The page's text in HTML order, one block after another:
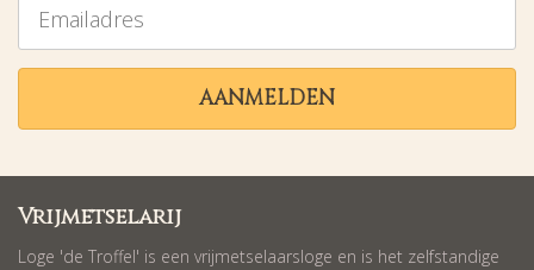
AANMELDEN
Vrijmetselarij
Loge 'de Troffel' is een vrijmetselaarsloge en is het zelfstandige